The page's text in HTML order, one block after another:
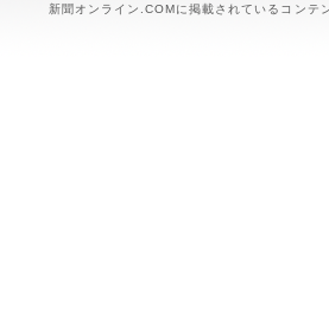
新聞オンライン.COMに掲載されているコンテ